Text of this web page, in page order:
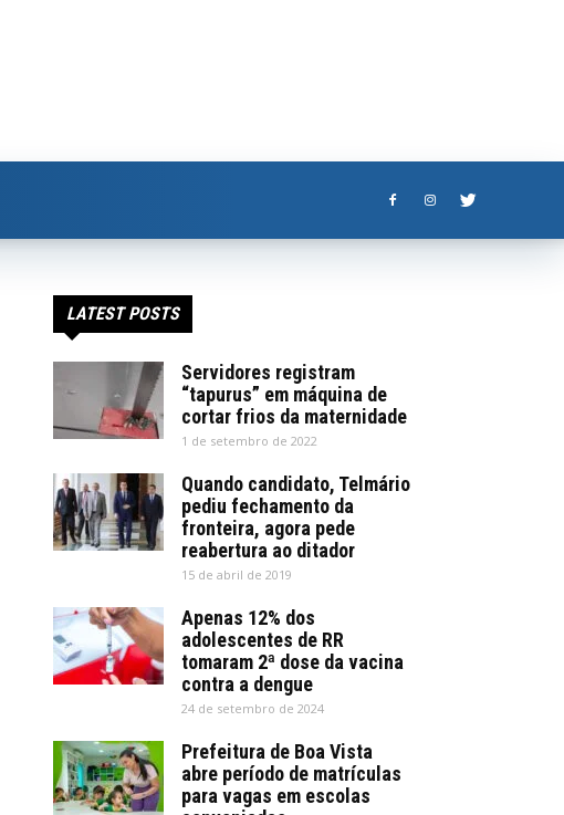
LATEST POSTS
Servidores registram
“tapurus” em máquina de
cortar frios da maternidade
1 de setembro de 2022
Quando candidato, Telmário
pediu fechamento da
fronteira, agora pede
reabertura ao ditador
15 de abril de 2019
Apenas 12% dos
adolescentes de RR
tomaram 2ª dose da vacina
contra a dengue
24 de setembro de 2024
Prefeitura de Boa Vista
abre período de matrículas
para vagas em escolas